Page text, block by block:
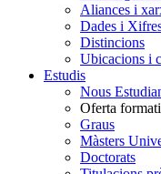
Aliances i
Dades i
Distincions
Ubicacions i
Estudis
Nous
Oferta
Graus
Màsters
Doctorats